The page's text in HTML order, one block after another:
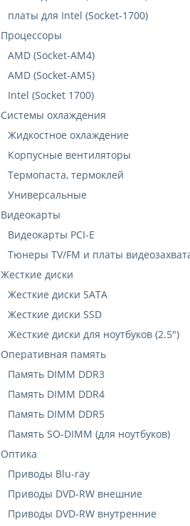
платы для Intel (Socket-1700)
Процессоры
AMD (Socket-AM4)
AMD (Socket-AM5)
Intel (Socket 1700)
Системы охлаждения
Жидкостное охлаждение
Корпусные вентиляторы
Термопаста, термоклей
Универсальные
Видеокарты
Видеокарты PCI-E
Тюнеры TV/FM и платы
Жесткие диски
Жесткие диски SATA
Жесткие диски SSD
Жесткие диски для ноутбуков (2.5")
Оперативная память
Память DIMM DDR3
Память DIMM DDR4
Память DIMM DDR5
Память SO-DIMM (для ноутбуков)
Оптика
Приводы Blu-ray
Приводы DVD-RW внешние
Приводы DVD-RW внутренние